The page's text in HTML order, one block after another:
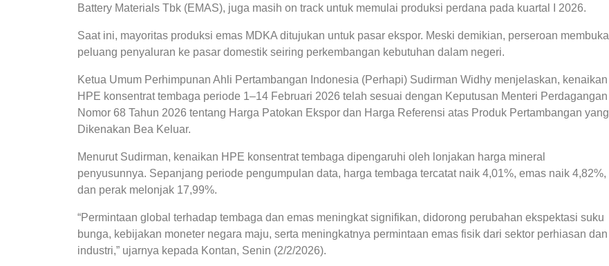
Battery Materials Tbk (EMAS), juga masih on track untuk memulai produksi perdana pada kuartal I 2026.
Saat ini, mayoritas produksi emas MDKA ditujukan untuk pasar ekspor. Meski demikian, perseroan membuka
peluang penyaluran ke pasar domestik seiring perkembangan kebutuhan dalam negeri.
Ketua Umum Perhimpunan Ahli Pertambangan Indonesia (Perhapi) Sudirman Widhy menjelaskan, kenaikan
HPE konsentrat tembaga periode 1–14 Februari 2026 telah sesuai dengan Keputusan Menteri Perdagangan
Nomor 68 Tahun 2026 tentang Harga Patokan Ekspor dan Harga Referensi atas Produk Pertambangan yang
Dikenakan Bea Keluar.
Menurut Sudirman, kenaikan HPE konsentrat tembaga dipengaruhi oleh lonjakan harga mineral
penyusunnya. Sepanjang periode pengumpulan data, harga tembaga tercatat naik 4,01%, emas naik 4,82%,
dan perak melonjak 17,99%.
“Permintaan global terhadap tembaga dan emas meningkat signifikan, didorong perubahan ekspektasi suku
bunga, kebijakan moneter negara maju, serta meningkatnya permintaan emas fisik dari sektor perhiasan dan
industri,” ujarnya kepada Kontan, Senin (2/2/2026).